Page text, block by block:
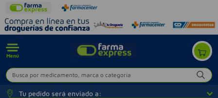
Menú
Busca por medicamento, marca o categoría
Tu pedido será enviado a: